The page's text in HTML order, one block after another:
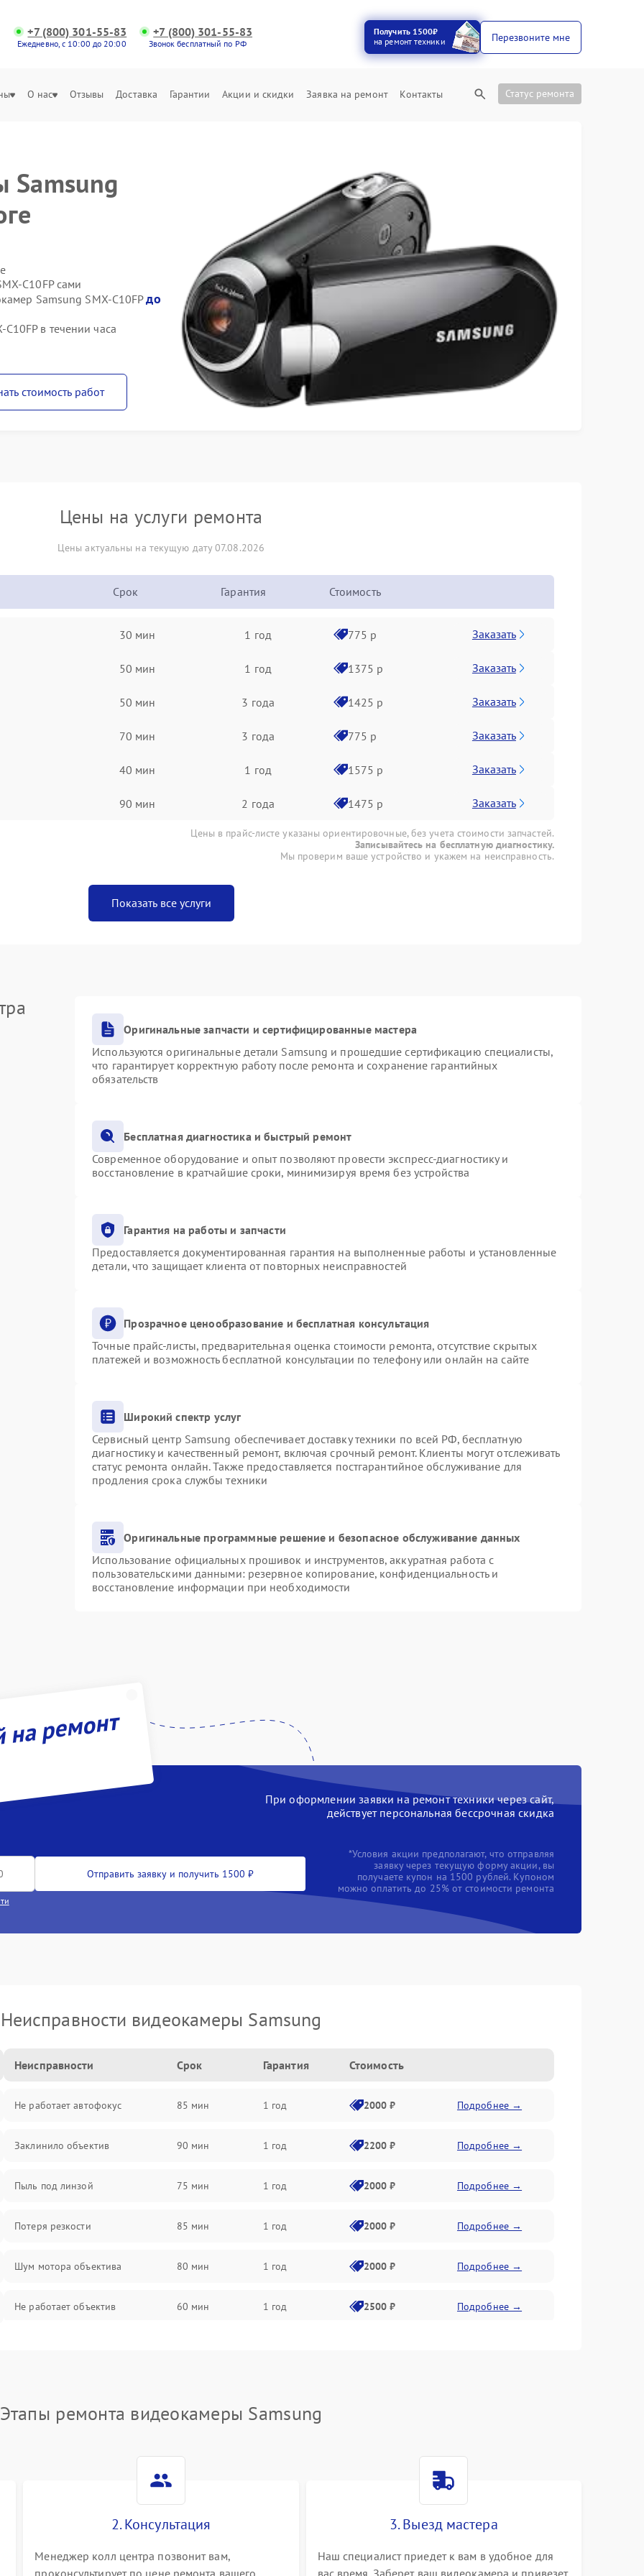
+7 (800) 301-55-83
Ежедневно, с 10:00 до 20:00
+7 (800) 301-55-83
Звонок бесплатный по РФ
Получить 1500₽
на ремонт техники
Перезвоните мне
О нас Отзывы Доставка Гарантии Акции и скидки Заявка на ремонт Контакты Статус ремонта
Samsung
C10FP сами
Samsung SMX-C10FPдо
в течении часа
стоимость работ
Цены на услуги ремонта
Цены актуальны на текущую дату 07.08.2026
Срок Гарантия Стоимость
30 мин 1 год 775 р Заказать
50 мин 1 год 1375 р Заказать
50 мин 3 года 1425 р Заказать
70 мин 3 года 775 р Заказать
40 мин 1 год 1575 р Заказать
90 мин 2 года 1475 р Заказать
Цены в прайс-листе указаны ориентировочные, без учета стоимости запчастей.
Записывайтесь на бесплатную диагностику.
Мы проверим ваше устройство и укажем на неисправность.
Показать все услуги
Оригинальные запчасти и сертифицированные мастера
Используются оригинальные детали Samsung и прошедшие сертификацию специалисты,
что гарантирует корректную работу после ремонта и сохранение гарантийных
обязательств
Бесплатная диагностика и быстрый ремонт
Современное оборудование и опыт позволяют провести экспресс-диагностику и
восстановление в кратчайшие сроки, минимизируя время без устройства
Гарантия на работы и запчасти
Предоставляется документированная гарантия на выполненные работы и установленные
детали, что защищает клиента от повторных неисправностей
Прозрачное ценообразование и бесплатная консультация
Точные прайс-листы, предварительная оценка стоимости ремонта, отсутствие скрытых
платежей и возможность бесплатной консультации по телефону или онлайн на сайте
Широкий спектр услуг
Сервисный центр Samsung обеспечивает доставку техники по всей РФ, бесплатную
диагностику и качественный ремонт, включая срочный ремонт. Клиенты могут отслеживать
статус ремонта онлайн. Также предоставляется постгарантийное обслуживание для
продления срока службы техники
Оригинальные программные решение и безопасное обслуживание данных
Использование официальных прошивок и инструментов, аккуратная работа с
пользовательскими данными: резервное копирование, конфиденциальность и
восстановление информации при необходимости
ремонт
При оформлении заявки на ремонт техники через сайт,
действует персональная бессрочная скидка
Отправить заявку и получить 1500 ₽
*Условия акции предполагают, что отправляя
заявку через текущую форму акции, вы
получаете купон на 1500 рублей. Купоном
можно оплатить до 25% от стоимости ремонта
Неисправности видеокамеры Samsung
Неисправности Срок Гарантия Стоимость
Не работает автофокус 85 мин 1 год 2000 ₽ Подробнее →
Заклинило объектив 90 мин 1 год 2200 ₽ Подробнее →
Пыль под линзой 75 мин 1 год 2000 ₽ Подробнее →
Потеря резкости 85 мин 1 год 2000 ₽ Подробнее →
Шум мотора объектива 80 мин 1 год 2000 ₽ Подробнее →
Не работает объектив 60 мин 1 год 2500 ₽ Подробнее →
Плохое качество изображения
Этапы ремонта видеокамеры Samsung
2. Консультация
Менеджер колл центра позвонит вам,
проконсультирует по цене ремонта вашего
3. Выезд мастера
Наш специалист приедет к вам в удобное для
вас время. Заберет ваш видеокамера и привезет